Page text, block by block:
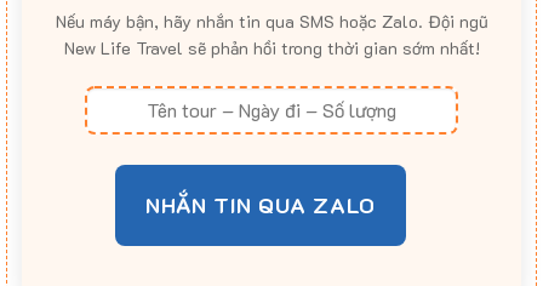
Nếu máy bận, hãy nhắn tin qua SMS hoặc Zalo. Đội ngũ
New Life Travel sẽ phản hồi trong thời gian sớm nhất!
NHẮN TIN QUA ZALO